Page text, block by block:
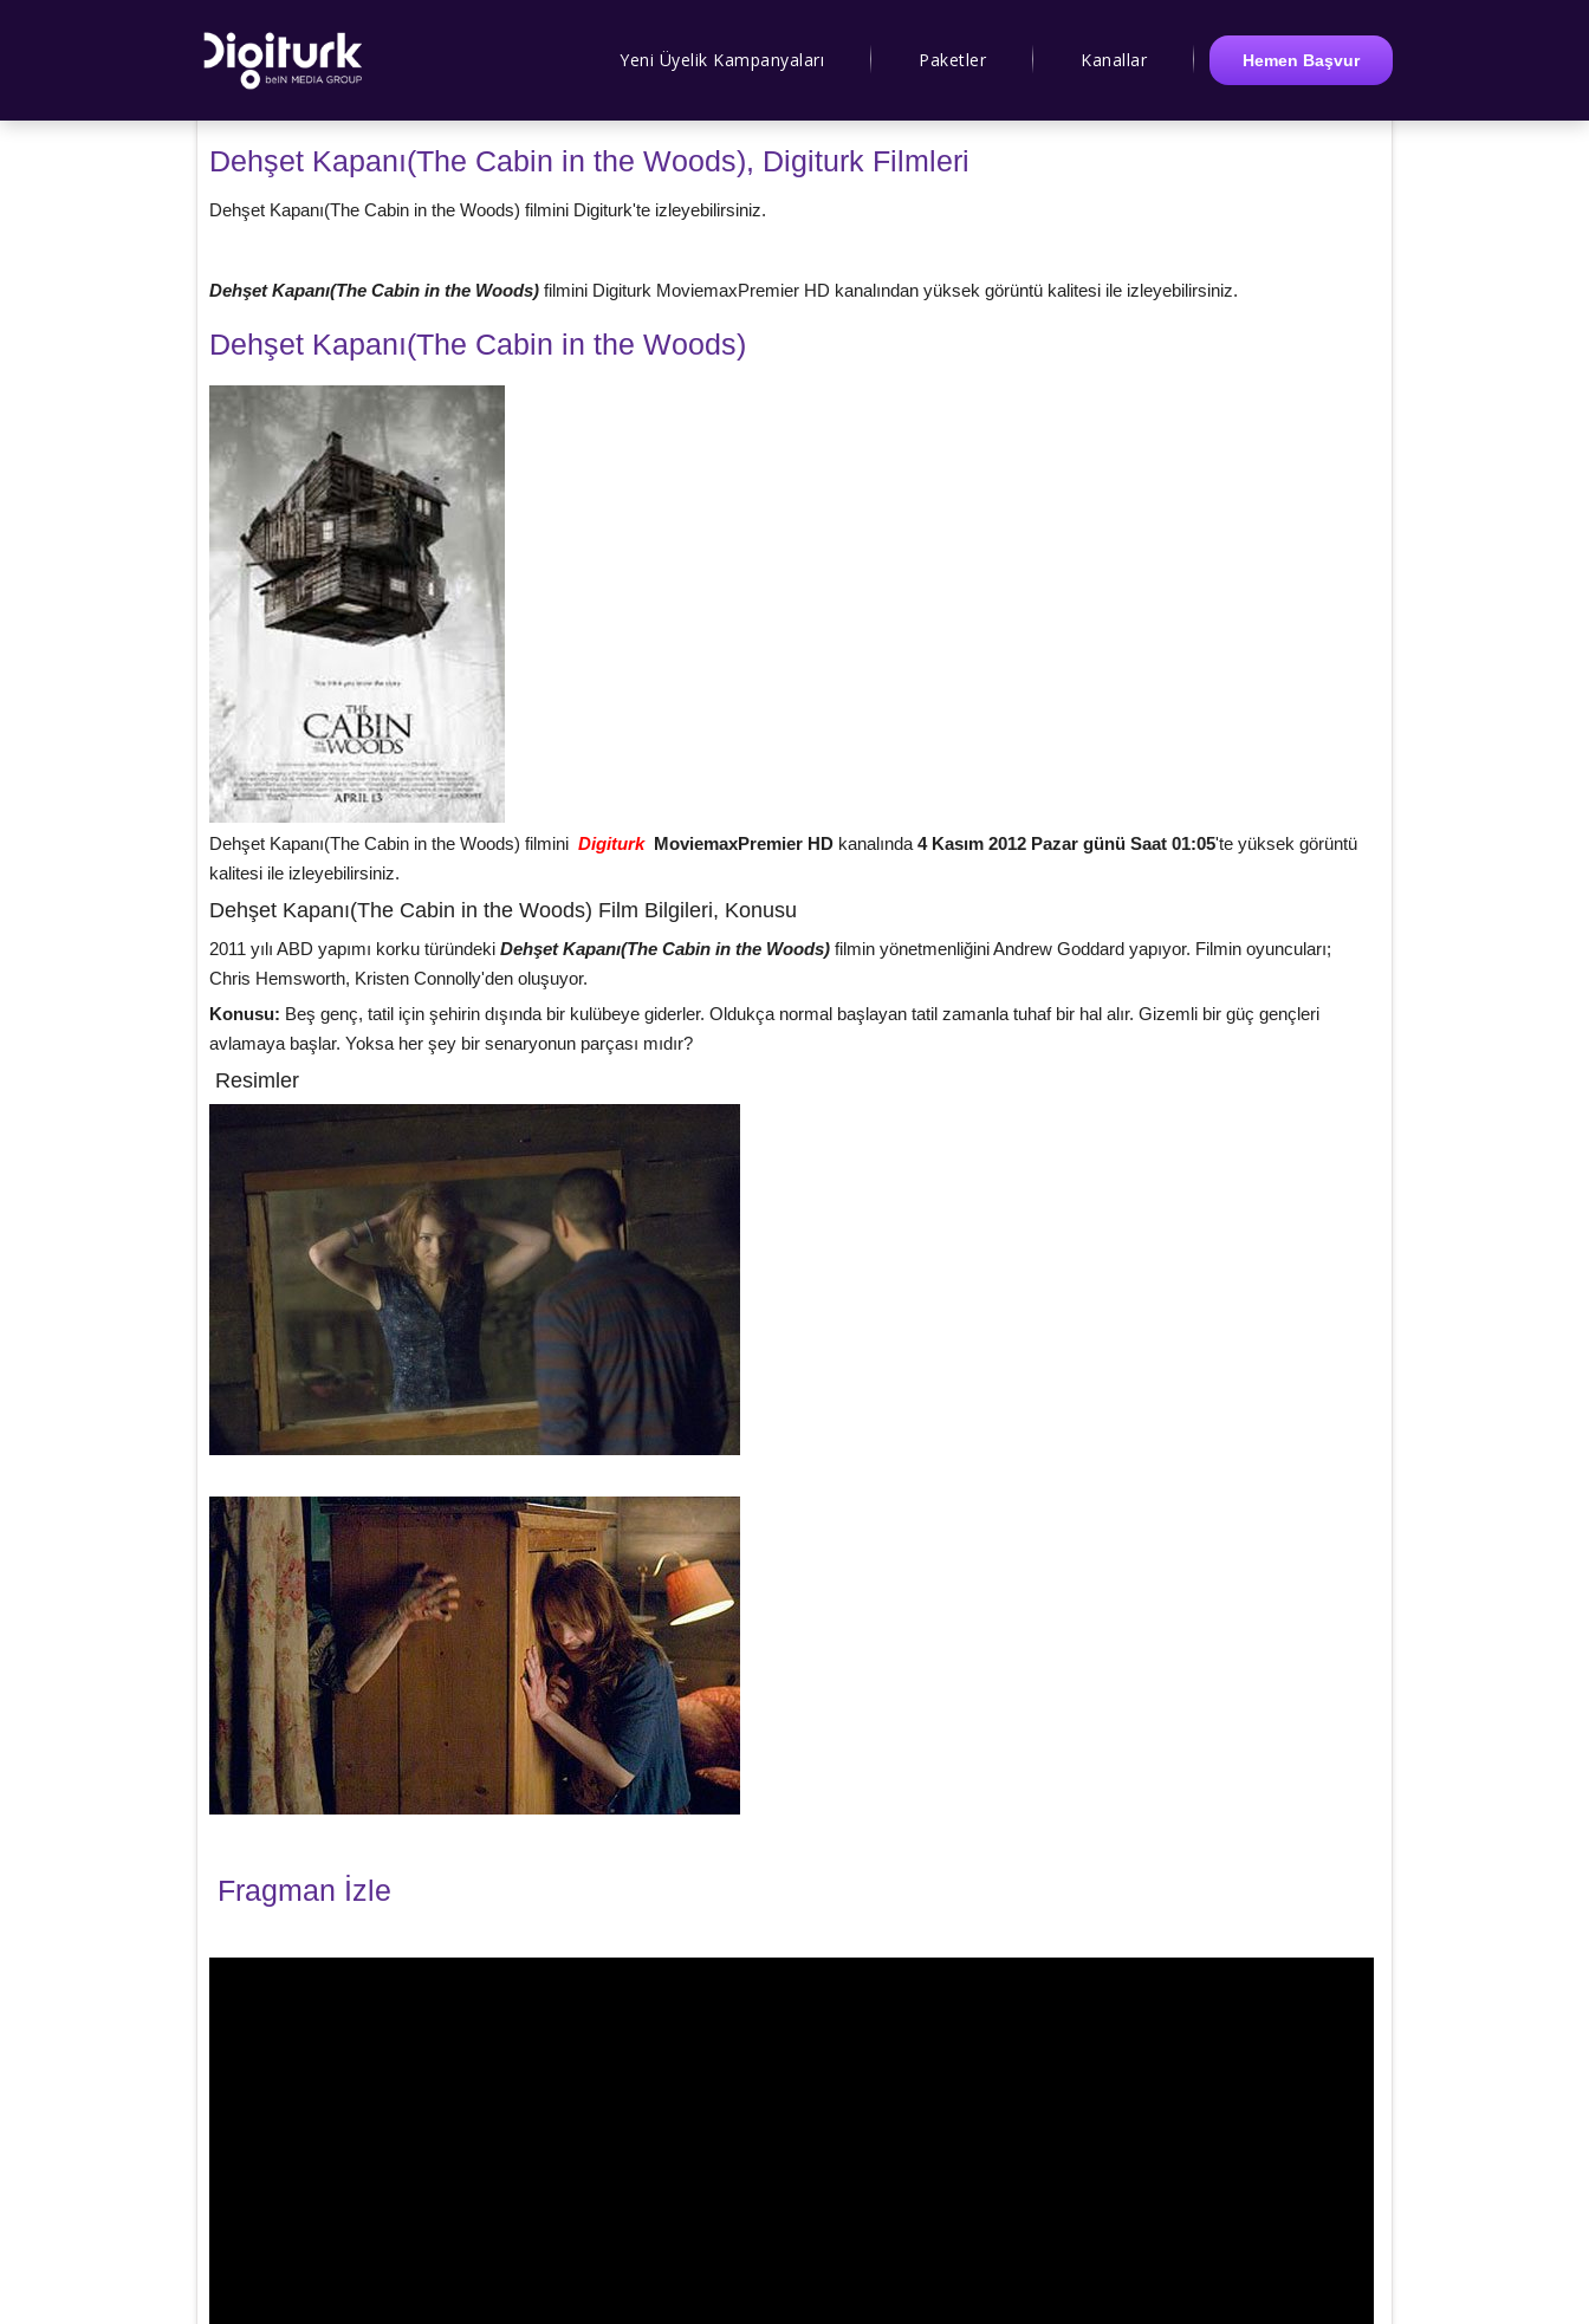
Yeni Üyelik Kampanyaları Paketler Kanallar Hemen Başvur
Dehşet Kapanı(The Cabin in the Woods), Digiturk Filmleri
Dehşet Kapanı(The Cabin in the Woods) filmini Digiturk'te izleyebilirsiniz.
Dehşet Kapanı(The Cabin in the Woods) filmini Digiturk MoviemaxPremier HD kanalından yüksek görüntü kalitesi ile izleyebilirsiniz.
Dehşet Kapanı(The Cabin in the Woods)
Dehşet Kapanı(The Cabin in the Woods) filmini Digiturk MoviemaxPremier HD kanalında 4 Kasım 2012 Pazar günü Saat 01:05'te yüksek görüntü
kalitesi ile izleyebilirsiniz.
Dehşet Kapanı(The Cabin in the Woods) Film Bilgileri, Konusu
2011 yılı ABD yapımı korku türündeki Dehşet Kapanı(The Cabin in the Woods) filmin yönetmenliğini Andrew Goddard yapıyor. Filmin oyuncuları;
Chris Hemsworth, Kristen Connolly'den oluşuyor.
Konusu: Beş genç, tatil için şehirin dışında bir kulübeye giderler. Oldukça normal başlayan tatil zamanla tuhaf bir hal alır. Gizemli bir güç gençleri
avlamaya başlar. Yoksa her şey bir senaryonun parçası mıdır?
Resimler
Fragman İzle